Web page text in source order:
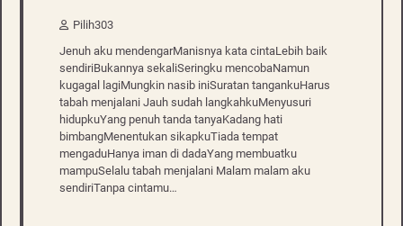
Pilih303
Jenuh aku mendengarManisnya kata cintaLebih baik
sendiriBukannya sekaliSeringku mencobaNamun
kugagal lagiMungkin nasib iniSuratan tangankuHarus
tabah menjalani Jauh sudah langkahkuMenyusuri
hidupkuYang penuh tanda tanyaKadang hati
bimbangMenentukan sikapkuTiada tempat
mengaduHanya iman di dadaYang membuatku
mampuSelalu tabah menjalani Malam malam aku
sendiriTanpa cintamu…